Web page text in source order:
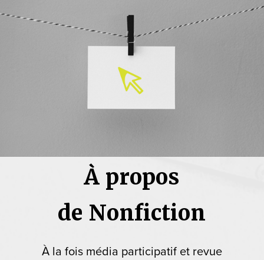
À propos
de Nonfiction
À la fois média participatif et revue